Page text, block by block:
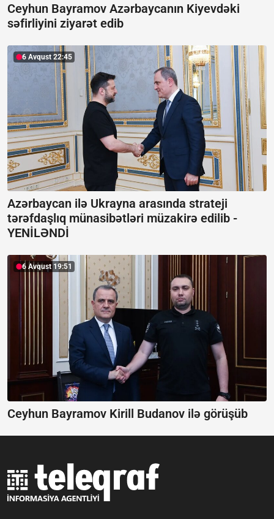
Ceyhun Bayramov Azərbaycanın Kiyevdəki
səfirliyini ziyarət edib
6 Avqust 22:45
Azərbaycan ilə Ukrayna arasında strateji
tərəfdaşlıq münasibətləri müzakirə edilib -
YENİLƏNDİ
6 Avqust 19:51
Ceyhun Bayramov Kirill Budanov ilə görüşüb